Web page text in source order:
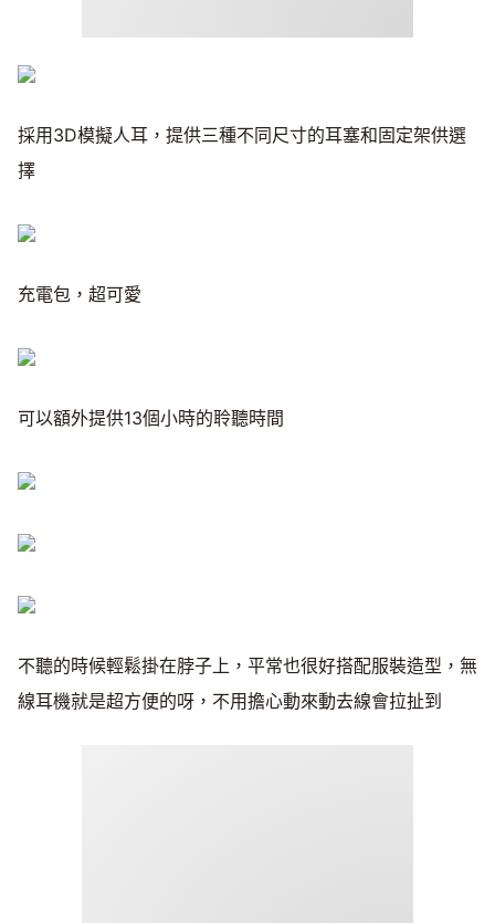
採用3D模擬人耳，提供三種不同尺寸的耳塞和固定架供選
擇
充電包，超可愛
可以額外提供13個小時的聆聽時間
不聽的時候輕鬆掛在脖子上，平常也很好搭配服裝造型，無
線耳機就是超方便的呀，不用擔心動來動去線會拉扯到